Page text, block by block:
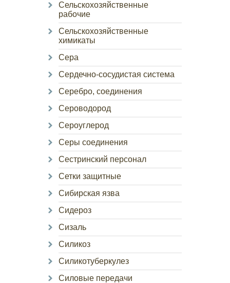
Сельскохозяйственные
рабочие
Сельскохозяйственные
химикаты
Сера
Сердечно-сосудистая система
Серебро, соединения
Сероводород
Сероуглерод
Серы соединения
Сестринский персонал
Сетки защитные
Сибирская язва
Сидероз
Сизаль
Силикоз
Силикотуберкулез
Силовые передачи